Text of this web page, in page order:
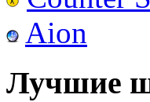
Aion
Лучшие